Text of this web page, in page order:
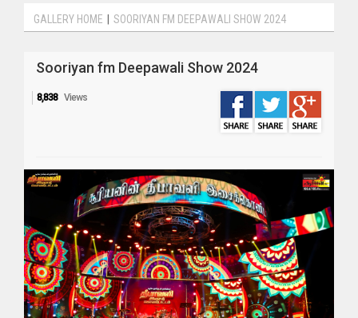
GALLERY HOME SOORIYAN FM DEEPAWALI SHOW 2024
Sooriyan fm Deepawali Show 2024
8,838 Views